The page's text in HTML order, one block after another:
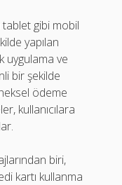
tablet gibi mobil
yapılan
uygulama ve
bir şekilde
ödeme
kullanıcılara
biri,
kartı kullanma